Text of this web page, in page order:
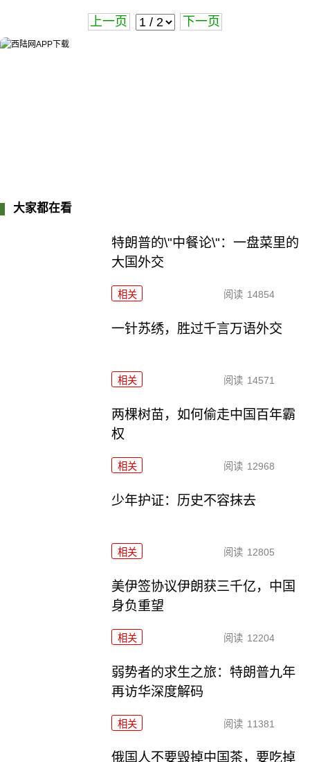
上一页 下一页
大家都在看
特朗普的\"中餐论\"：一盘菜里的
大国外交
相关 阅读 14854
一针苏绣，胜过千言万语外交
相关 阅读 14571
两棵树苗，如何偷走中国百年霸
权
相关 阅读 12968
少年护证：历史不容抹去
相关 阅读 12805
美伊签协议伊朗获三千亿，中国
身负重望
相关 阅读 12204
弱势者的求生之旅：特朗普九年
再访华深度解码
相关 阅读 11381
俄国人不要毁掉中国茶，要吃掉